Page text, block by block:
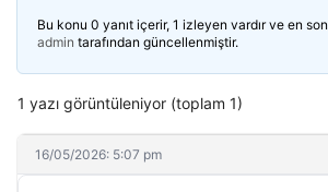
Bu konu 0 yanıt içerir, 1 izleyen vardır ve en son
admin tarafından güncellenmiştir.
1 yazı görüntüleniyor (toplam 1)
16/05/2026: 5:07 pm